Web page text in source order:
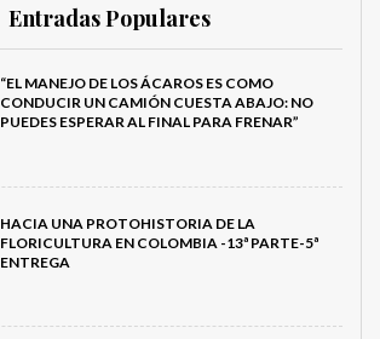
Entradas Populares
“EL MANEJO DE LOS ÁCAROS ES COMO
CONDUCIR UN CAMIÓN CUESTA ABAJO: NO
PUEDES ESPERAR AL FINAL PARA FRENAR”
HACIA UNA PROTOHISTORIA DE LA
FLORICULTURA EN COLOMBIA -13ª PARTE-5ª
ENTREGA